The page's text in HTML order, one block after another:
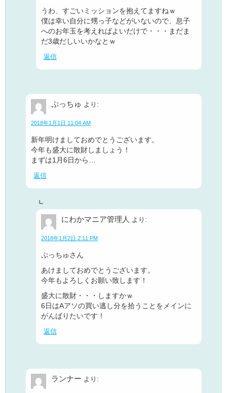
うわ、すごいミッションを抱えてますねｗ
僕は幸い自分に甥っ子などがいないので、息子
へのお年玉を考えればよいだけで・・・まだま
だ3歳だしいいかなとｗ
返信
ぷっちゅ より:
2018年1月1日 11:04 AM
新年明けましておめでとうございます。
今年も盛大に散財しましょう！
まずは1月6日から…
返信
にわかマニア管理人 より:
2018年1月2日 2:11 PM
ぷっちゅさん
あけましておめでとうございます。
今年もよろしくお願い致します！
盛大に散財・・・しますかｗ
6日はAアソの買い逃し分を拾うことをメインに
がんばりたいです！
返信
ランナー より: